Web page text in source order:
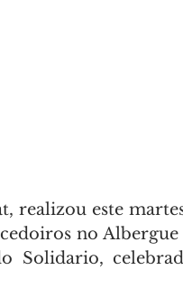
realizou este
no
Solidario,